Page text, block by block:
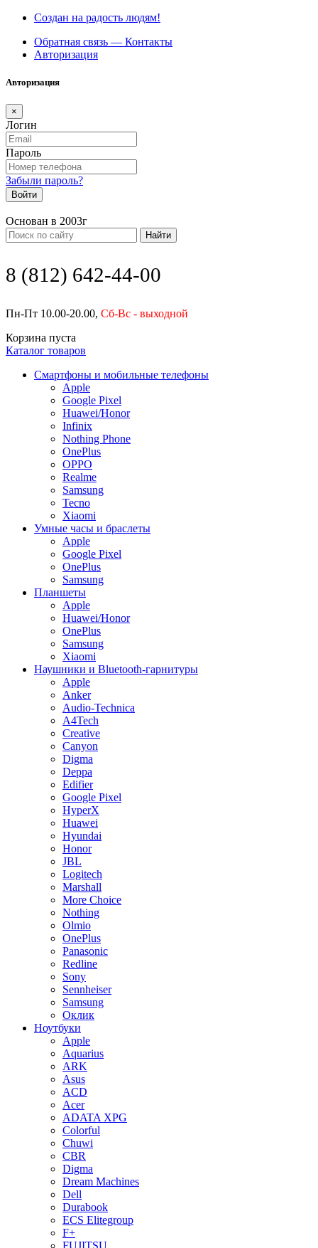
Создан на радость людям!
Обратная связь — Контакты
Авторизация
Авторизация
×
Логин
Пароль
Забыли пароль?
Войти
Основан в 2003г
Найти
8 (812) 642-44-00
Пн-Пт 10.00-20.00, Сб-Вс - выходной
Корзина пуста
Каталог товаров
Смартфоны и мобильные телефоны
Apple
Google Pixel
Huawei/Honor
Infinix
Nothing Phone
OnePlus
OPPO
Realme
Samsung
Tecno
Xiaomi
Умные часы и браслеты
Apple
Google Pixel
OnePlus
Samsung
Планшеты
Apple
Huawei/Honor
OnePlus
Samsung
Xiaomi
Наушники и Bluetooth-гарнитуры
Apple
Anker
Audio-Technica
A4Tech
Creative
Canyon
Digma
Deppa
Edifier
Google Pixel
HyperX
Huawei
Hyundai
Honor
JBL
Logitech
Marshall
More Choice
Nothing
Olmio
OnePlus
Panasonic
Redline
Sony
Sennheiser
Samsung
Оклик
Ноутбуки
Apple
Aquarius
ARK
Asus
ACD
Acer
ADATA XPG
Colorful
Chuwi
CBR
Digma
Dream Machines
Dell
Durabook
ECS Elitegroup
F+